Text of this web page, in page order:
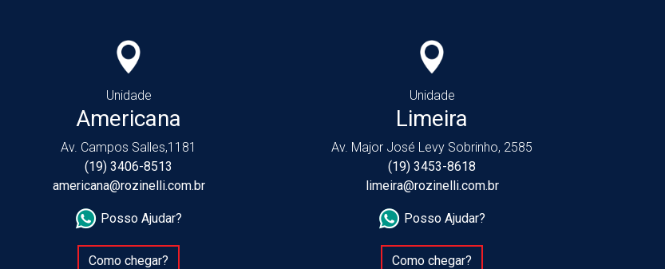
Unidade
Americana
Av. Campos Salles,1181
(19) 3406-8513
americana@rozinelli.com.br
Posso Ajudar?
Como chegar?
Unidade
Limeira
Av. Major José Levy Sobrinho, 2585
(19) 3453-8618
limeira@rozinelli.com.br
Posso Ajudar?
Como chegar?